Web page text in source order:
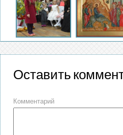
Оставить
Комментарий